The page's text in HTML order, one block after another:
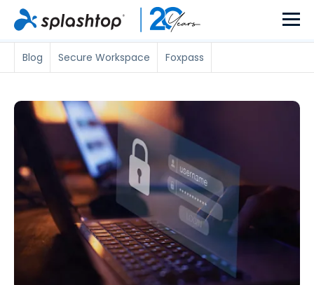
Blog Secure Workspace Foxpass